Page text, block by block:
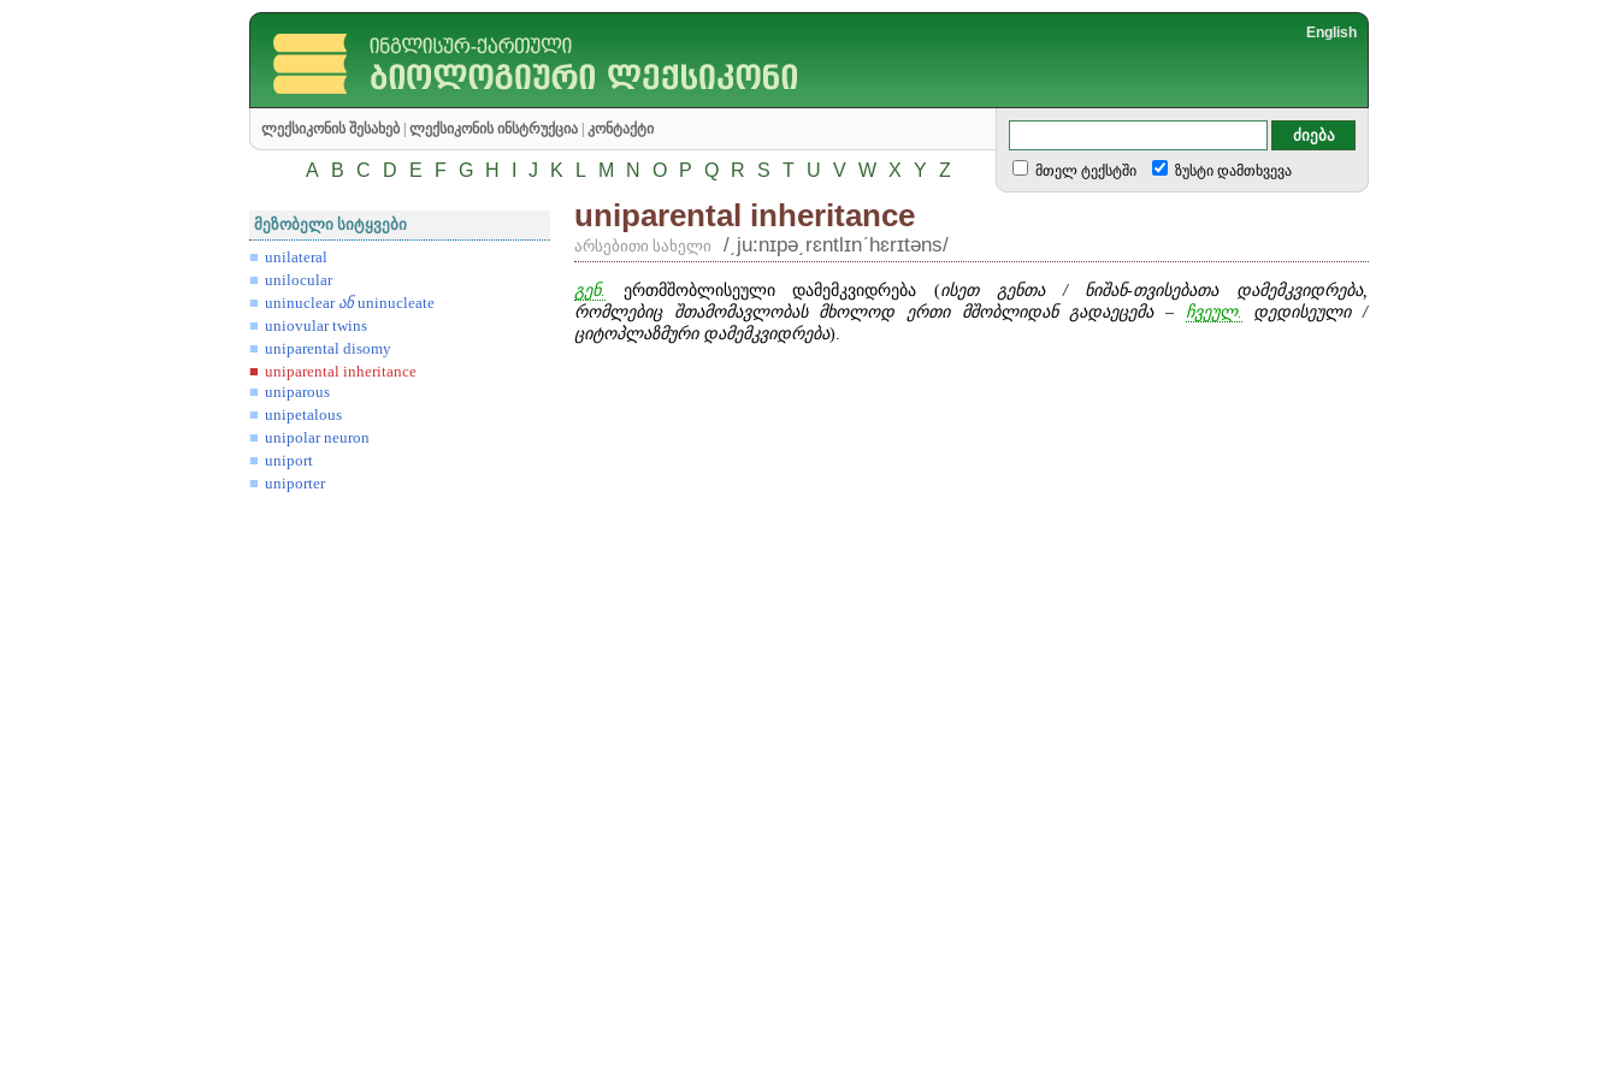
English
ლექსიკონის შესახებ ლექსიკონის ინსტრუქცია კონტაქტი
A B C D E F G H J K L M N O P Q R S T U V W X Y Z მთელ ტექსტში ზუსტი დამთხვევა
მეზობელი სიტყვები
unilateral
unilocular
uninuclear ან uninucleate
uniovular twins
uniparental disomy
uniparental inheritance
uniparous
unipetalous
unipolar neuron
uniport
uniporter
uniparental inheritance
არსებითი სახელი /͵ju:nɪpə͵rɛntlɪnʹhɛrɪtəns/
გენ. ერთმშობლისეული დამემკვიდრება (ისეთ გენთა / ნიშან-თვისებათა დამემკვიდრება,
რომლებიც შთამომავლობას მხოლოდ ერთი მშობლიდან გადაეცემა –
ჩვეულ.
დედისეული /
ციტოპლაზმური დამემკვიდრება).